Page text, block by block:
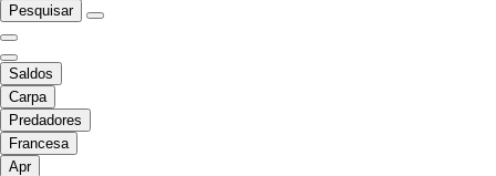
Pesquisar
Saldos
Carpa
Predadores
Francesa
Apr